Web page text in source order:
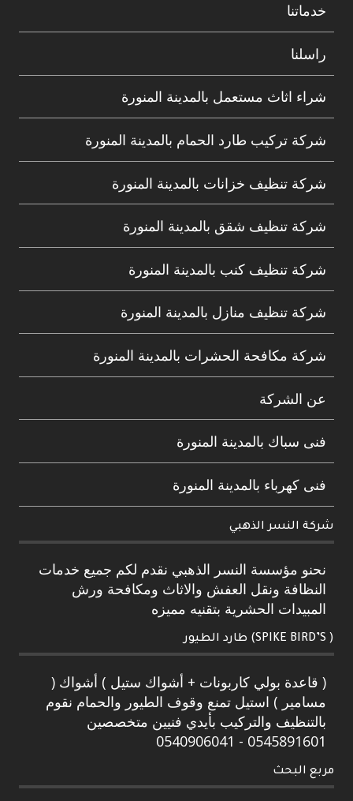
خدماتنا
راسلنا
شراء اثاث مستعمل بالمدينة المنورة
شركة تركيب طارد الحمام بالمدينة المنورة
شركة تنظيف خزانات بالمدينة المنورة
شركة تنظيف شقق بالمدينة المنورة
شركة تنظيف كنب بالمدينة المنورة
شركة تنظيف منازل بالمدينة المنورة
شركة مكافحة الحشرات بالمدينة المنورة
عن الشركة
فنى سباك بالمدينة المنورة
فنى كهرباء بالمدينة المنورة
شركة النسر الذهبي
نحنو مؤسسة النسر الذهبي نقدم لكم جميع خدمات
النظافة ونقل العفش والاثاث ومكافحة ورش
المبيدات الحشرية بتقنيه مميزه
( SPIKE BIRD’S) طارد الطيور
( قاعدة بولي كاربونات + أشواك ستيل ) أشواك (
مسامير ) استيل تمنع وقوف الطيور والحمام نقوم
بالتنظيف والتركيب بأيدي فنيين متخصصين
0545891601 - 0540906041
مربع البحث